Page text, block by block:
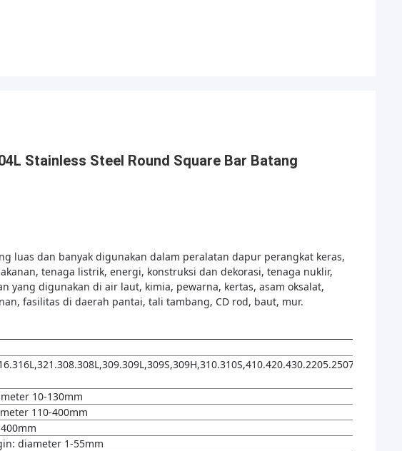
Stainless Steel Round Square Bar Batang
luas dan banyak digunakan dalam peralatan dapur perangkat keras,
tenaga listrik, energi, konstruksi dan dekorasi, tenaga nuklir,
yang digunakan di air laut, kimia, pewarna, kertas, asam oksalat,
fasilitas di daerah pantai, tali tambang, CD rod, baut, mur.
10-130mm
110-400mm
diameter 1-55mm